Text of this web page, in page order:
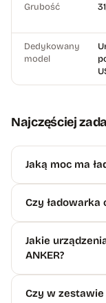
Grubość
Dedykowany
model
Najczęściej
Jaką moc ma
Czy ładowarka
Jakie
ANKER?
Czy w